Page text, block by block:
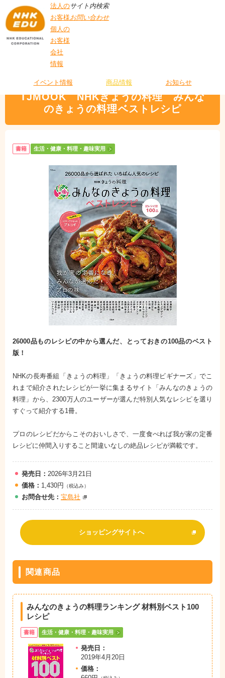
法人の
お客様
個人の
お客様
会社
情報
サイト内検索
お問い合わせ
イベント情報 商品情報 お知らせ
みんなのきょうの料理ベストレシピ
TJMOOK NHKきょうの料理 みんな
のきょうの料理ベストレシピ
書籍 生活・健康・料理・趣味実用
26000品ものレシピの中から選んだ、とっておきの100品のベスト
版！
NHKの長寿番組「きょうの料理」「きょうの料理ビギナーズ」でこ
れまで紹介されたレシピが一挙に集まるサイト「みんなのきょうの
料理」から、2300万人のユーザーが選んだ特別人気なレシピを選り
すぐって紹介する1冊。
プロのレシピだからこそのおいしさで、一度食べれば我が家の定番
レシピに仲間入りすること間違いなしの絶品レシピが満載です。
発売日： 2026年3月21日
価格： 1,430円 （税込み）
お問合せ先： 宝島社
ショッピングサイトへ
関連商品
みんなのきょうの料理ランキング 材料別ベスト100
レシピ
書籍 生活・健康・料理・趣味実用
発売日：
2019年4月20日
価格：